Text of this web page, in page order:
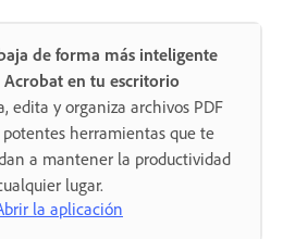
de forma más inteligente
Acrobat en tu escritorio
edita y organiza archivos PDF
herramientas que te
a mantener la productividad
lugar.
la aplicación